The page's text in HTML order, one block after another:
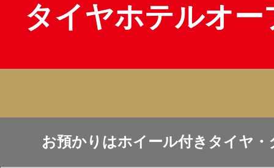
タイヤホテルオ
お預かりはホイール付きタイヤ